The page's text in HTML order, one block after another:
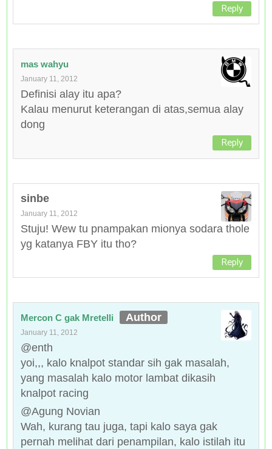
Reply
mas wahyu
January 11, 2012
Definisi alay itu apa?
Kalau menurut keterangan di atas,semua alay
dong
Reply
sinbe
January 11, 2012
Stuju! Wew tu pnampakan mionya sodara thole
yg katanya FBY itu tho?
Reply
Mercon C gak Mretelli
January 11, 2012
@enth
yoi,,, kalo knalpot standar sih gak masalah,
yang masalah kalo motor lambat dikasih
knalpot racing
@Agung Novian
Wah, kurang tau juga, tapi kalo saya gak
pernah melihat dari penampilan, kalo istilah itu